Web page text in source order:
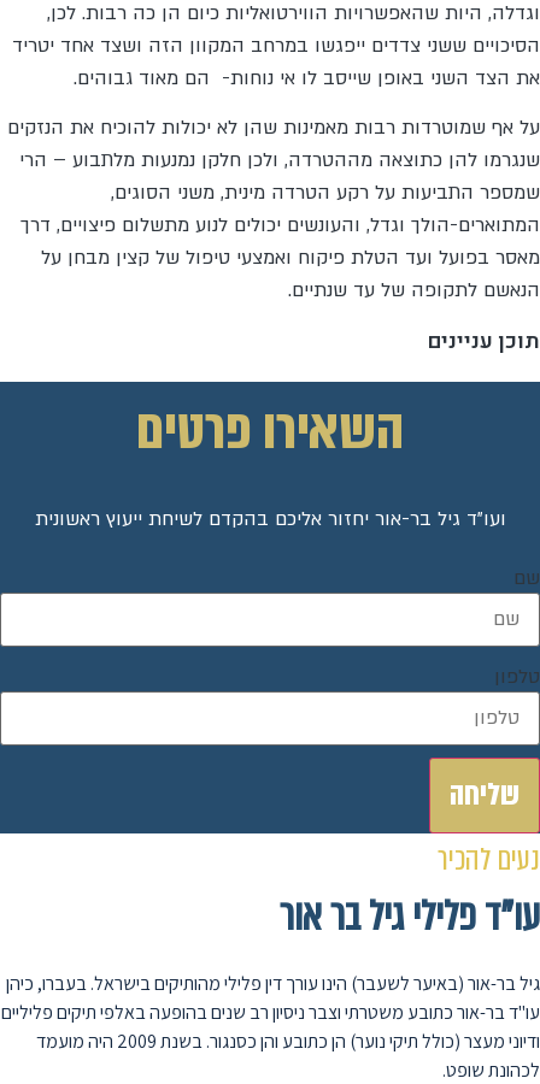
וגדלה, היות שהאפשרויות הווירטואליות כיום הן כה רבות. לכן,
הסיכויים ששני צדדים ייפגשו במרחב המקוון הזה ושצד אחד יטריד
את הצד השני באופן שייסב לו אי נוחות- הם מאוד גבוהים.
על אף שמוטרדות רבות מאמינות שהן לא יכולות להוכיח את הנזקים
שנגרמו להן כתוצאה מההטרדה, ולכן חלקן נמנעות מלתבוע – הרי
שמספר התביעות על רקע הטרדה מינית, משני הסוגים,
המתוארים-הולך וגדל, והעונשים יכולים לנוע מתשלום פיצויים, דרך
מאסר בפועל ועד הטלת פיקוח ואמצעי טיפול של קצין מבחן על
הנאשם לתקופה של עד שנתיים.
תוכן עניינים
השאירו פרטים
ועו"ד גיל בר-אור יחזור אליכם בהקדם לשיחת ייעוץ ראשונית
שם
טלפון
שליחה
נעים להכיר
עו”ד פלילי גיל בר אור
גיל בר-אור (באיער לשעבר) הינו עורך דין פלילי מהותיקים בישראל. בעברו, כיהן
עו"ד בר-אור כתובע משטרתי וצבר ניסיון רב שנים בהופעה באלפי תיקים פליליים
ודיוני מעצר (כולל תיקי נוער) הן כתובע והן כסנגור. בשנת 2009 היה מועמד
לכהונת שופט.